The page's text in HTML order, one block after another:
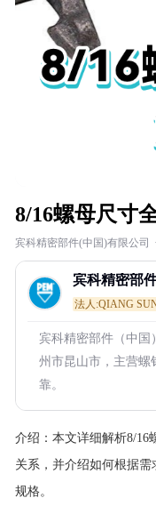
8/16螺母尺寸
宾科精密部件(中国)有限公司 ·
宾科精密部
法人:QIANG
宾科精密部件（中国
州市昆山市，主营螺
靠。
介绍： 本文详细解析8/16
关系，并介绍如何根据
规格。